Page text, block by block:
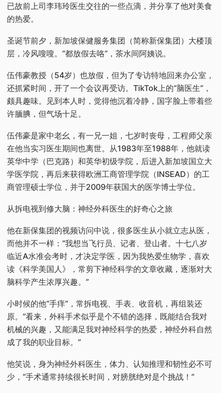
已故前上司李玮玲医生交往的一些点滴，并分享了他对美食
的热爱。
圣诞节前夕，新加坡保健服务集团（简称新保集团）大楼顶
层，冷风嗖嗖。“都放假去咯”，茶水间阿姨说。
伍伟豪教授（54岁）也放假，但为了专访特地回来办公室，
还抓紧时间，开了一个会议再受访。TikTok上的“脑医生”，
颇具趣味。见到本人时，觉得他沉着冷静，国字脸上带着些
许腼腆，但气场十足。
伍伟豪是家中老幺，有一兄一姐，七岁时丧母，工程师父亲
在他当实习医生期间也离世。从1983年至1988年，他就读
英华中学（巴克路）和英华初级学院，后进入新加坡国立大
学医学院，再后来获得欧洲工商管理学院（INSEAD）的工
商管理硕士学位，并于2009年获国大的医学博士学位。
从拆电视到修大脑：神经外科医生的好奇心之旅
他在新保集团的视频访问中说，很多医生从小就立志从医，
而他并不一样：“我想当飞行员、记者、登山者。十七八岁
临近A水准会考时，才决定学医，因为我热爱生物学，喜欢
读《科学美国人》，常剪下神经科学的文章收藏，逐渐对大
脑科学产生浓厚兴趣。”
小时候的他“手痒”，常拆电视、手表、收音机，再组装还
原。“看来，外科手术似乎是个不错的选择，既能结合我对
机械的兴趣，又能满足我对神经科学的热爱，神经外科自然
成了我的职业目标。”
他笑说，身为神经外科医生，体力、认知推理和韧性必不可
少，“手术通常持续很长时间，对膀胱绝对是个挑战！”